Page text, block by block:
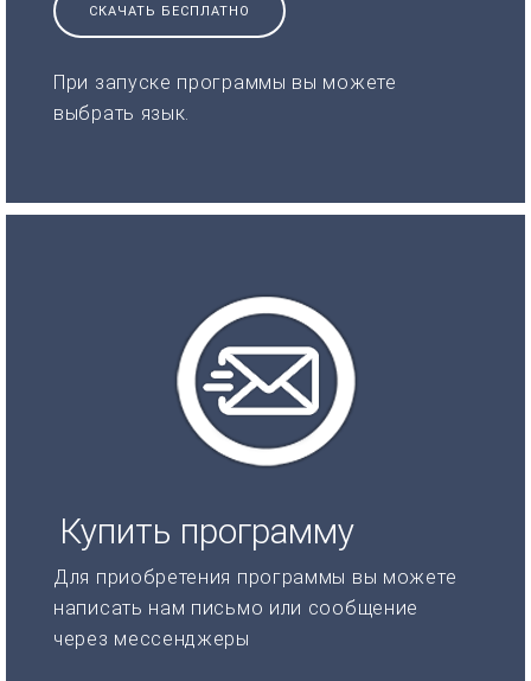
СКАЧАТЬ БЕСПЛАТНО
При запуске программы вы можете
выбрать язык.
Купить программу
Для приобретения программы вы можете
написать нам письмо или сообщение
через мессенджеры